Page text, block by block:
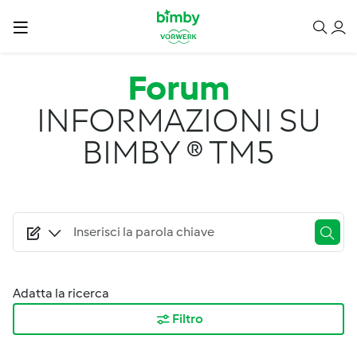
Salta al contenuto principale
Forum
INFORMAZIONI SU
BIMBY ® TM5
Adatta la ricerca
Filtro